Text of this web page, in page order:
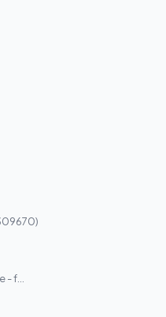
f...